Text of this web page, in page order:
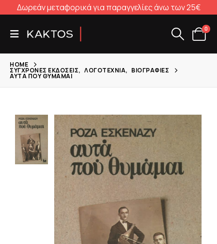
Δωρεάν μεταφορικά για παραγγελίες άνω των 25€
0
HOME
ΣΎΓΧΡΟΝΕΣ ΕΚΔΌΣΕΙΣ, ΛΟΓΟΤΕΧΝΊΑ, ΒΙΟΓΡΑΦΊΕΣ
ΑΥΤΆ ΠΟΥ ΘΥΜΆΜΑΙ